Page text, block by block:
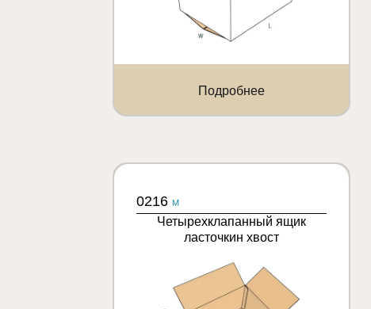
Подробнее
0216 M
Четырехклапанный ящик
ласточкин хвост